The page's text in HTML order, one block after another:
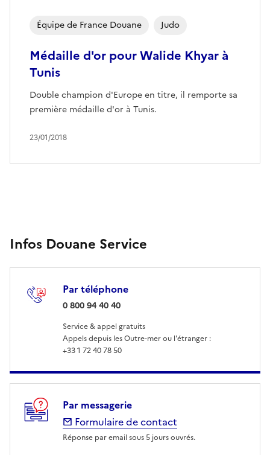
Équipe de France Douane Judo
23/01/2018
Médaille d'or pour Walide Khyar à
Tunis
Double champion d'Europe en titre, il remporte sa
première médaille d'or à Tunis.
Infos Douane Service
Par téléphone
: 0 800 94 40 40
0 800 94 40 40
Service & appel gratuits
Appels depuis les Outre-mer ou l'étranger :
+33 1 72 40 78 50
Par messagerie
Formulaire de contact
Réponse par email sous 5 jours ouvrés.